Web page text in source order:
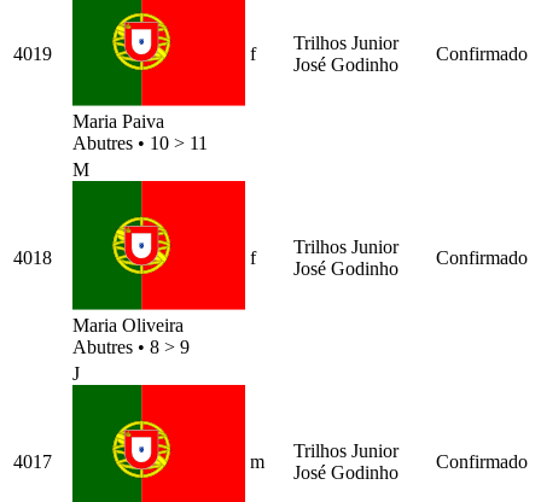
4019
Maria Paiva
Abutres • 10 > 11
f
Trilhos Junior
José Godinho
Confirmado
4018
M
Maria Oliveira
Abutres • 8 > 9
f
Trilhos Junior
José Godinho
Confirmado
4017
J
m
Trilhos Junior
José Godinho
Confirmado